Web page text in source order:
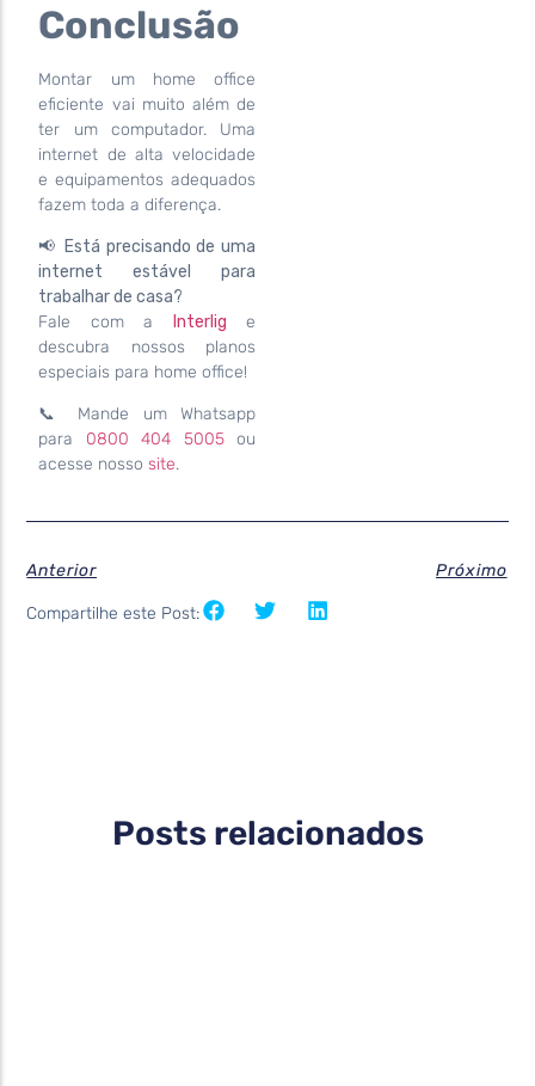
Conclusão
Montar um home office
eficiente vai muito além de
ter um computador. Uma
internet de alta velocidade
e equipamentos adequados
fazem toda a diferença.
📢 Está precisando de uma
internet estável para
trabalhar de casa?
Fale com a
Interlig e
descubra nossos planos
especiais para home office!
📞 Mande um Whatsapp
para 0800 404 5005ou
acesse nossosite.
Anterior Próximo
Compartilhe este Post:
Posts relacionados